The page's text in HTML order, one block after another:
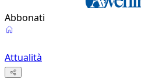
Abbonati
Attualità